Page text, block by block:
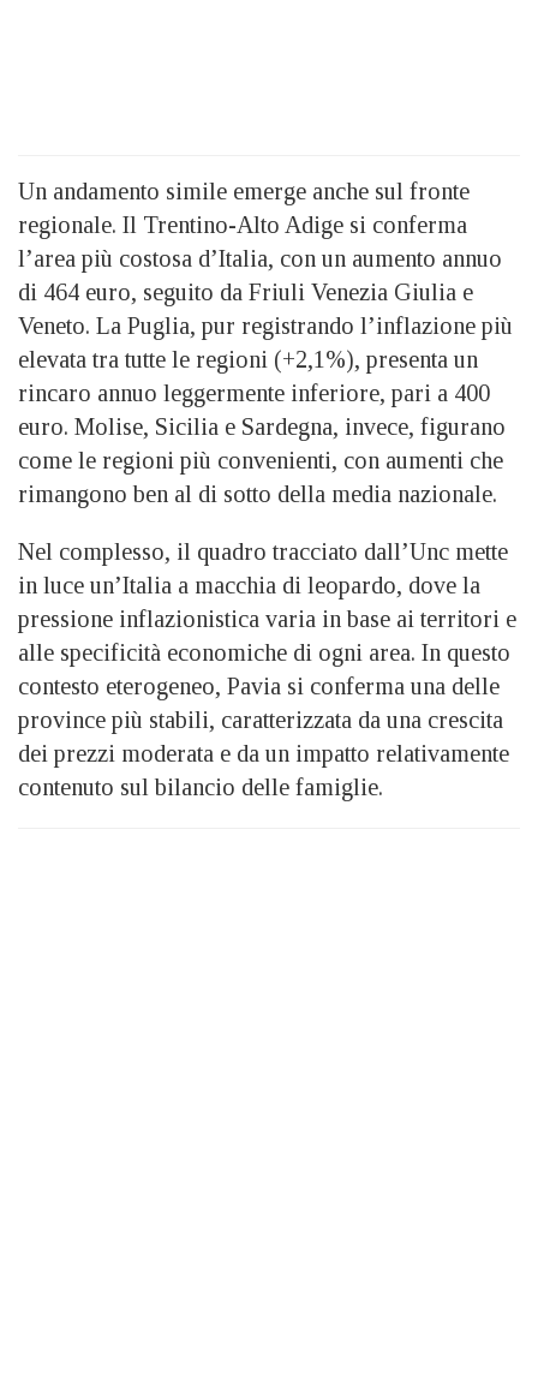
Un andamento simile emerge anche sul fronte
regionale. Il Trentino-Alto Adige si conferma
l’area più costosa d’Italia, con un aumento annuo
di 464 euro, seguito da Friuli Venezia Giulia e
Veneto. La Puglia, pur registrando l’inflazione più
elevata tra tutte le regioni (+2,1%), presenta un
rincaro annuo leggermente inferiore, pari a 400
euro. Molise, Sicilia e Sardegna, invece, figurano
come le regioni più convenienti, con aumenti che
rimangono ben al di sotto della media nazionale.
Nel complesso, il quadro tracciato dall’Unc mette
in luce un’Italia a macchia di leopardo, dove la
pressione inflazionistica varia in base ai territori e
alle specificità economiche di ogni area. In questo
contesto eterogeneo, Pavia si conferma una delle
province più stabili, caratterizzata da una crescita
dei prezzi moderata e da un impatto relativamente
contenuto sul bilancio delle famiglie.